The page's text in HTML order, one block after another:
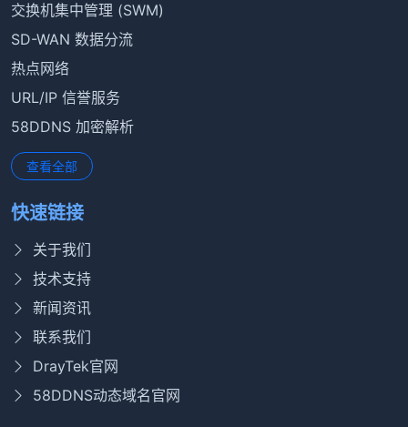
交换机集中管理 (SWM)
SD-WAN 数据分流
热点网络
URL/IP 信誉服务
58DDNS 加密解析
查看全部
快速链接
关于我们
技术支持
新闻资讯
联系我们
DrayTek官网
58DDNS动态域名官网